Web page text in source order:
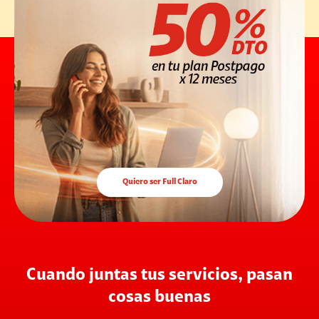
Quiero ser Full Claro
Cuando juntas tus servicios, pasan
cosas buenas